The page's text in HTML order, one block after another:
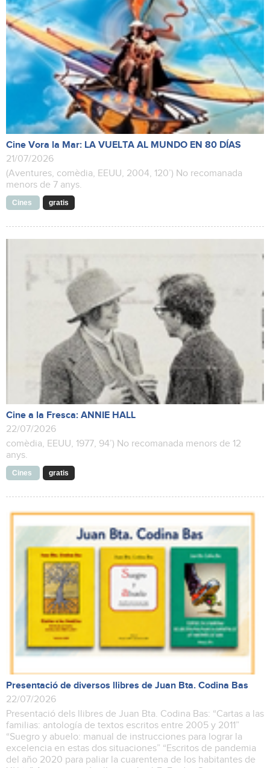
Cine Vora la Mar: LA VUELTA AL MUNDO EN 80 DÍAS
21/07/2026
(Aventures, comèdia, EEUU, 2004, 120’) No recomanada
menors de 7 anys.
Cines gratis
Cine a la Fresca: ANNIE HALL
22/07/2026
comèdia, EEUU, 1977, 94’) No recomanada menors de 12
anys.
Cines gratis
Presentació de diversos llibres de Juan Bta. Codina Bas
22/07/2026
Presentació dels llibres de Juan Bta. Codina Bas: “Cartas a las
familias: antología de textos escritos entre 2005 y 2011”
“Suegro y abuelo: manual de instrucciones para lograr la
excelencia en estas dos situaciones” “Escritos de pandemia
del año 2020 para paliar la cuarentena de los habitantes de